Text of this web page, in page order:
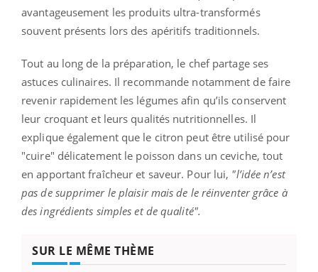
avantageusement les produits ultra-transformés
souvent présents lors des apéritifs traditionnels.
Tout au long de la préparation, le chef partage ses
astuces culinaires. Il recommande notamment de faire
revenir rapidement les légumes afin qu’ils conservent
leur croquant et leurs qualités nutritionnelles. Il
explique également que le citron peut être utilisé pour
"cuire" délicatement le poisson dans un ceviche, tout
en apportant fraîcheur et saveur. Pour lui, "l’idée n’est
pas de supprimer le plaisir mais de le réinventer grâce à
des ingrédients simples et de qualité".
SUR LE MÊME THÈME